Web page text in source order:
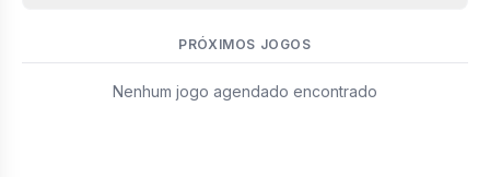
PRÓXIMOS JOGOS
Nenhum jogo agendado encontrado